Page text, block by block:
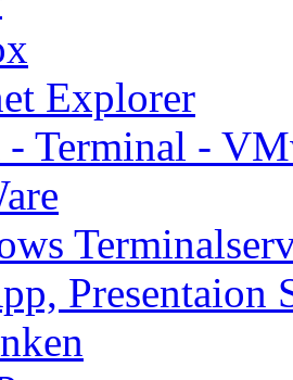
Explorer
Terminal -
Presentaion